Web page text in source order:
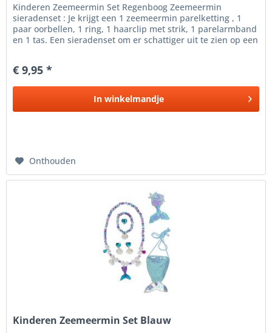
Kinderen Zeemeermin Set Regenboog Zeemeermin
sieradenset : Je krijgt een 1 zeemeermin parelketting , 1
paar oorbellen, 1 ring, 1 haarclip met strik, 1 parelarmband
en 1 tas. Een sieradenset om er schattiger uit te zien op een
€ 9,95 *
In winkelmandje
Onthouden
Kinderen Zeemeermin Set Blauw